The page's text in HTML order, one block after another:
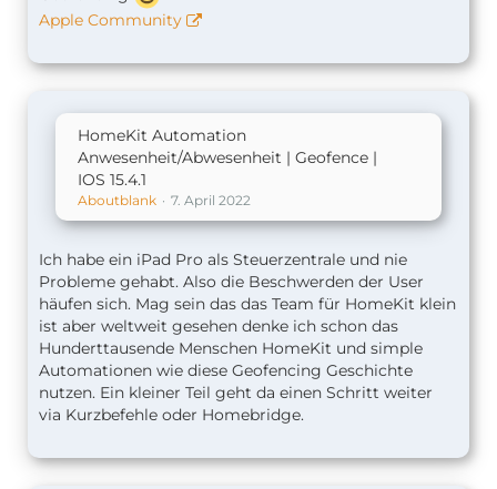
Apple Community
HomeKit Automation
Anwesenheit/Abwesenheit | Geofence |
IOS 15.4.1
Aboutblank 7. April 2022
Ich habe ein iPad Pro als Steuerzentrale und nie
Probleme gehabt. Also die Beschwerden der User
häufen sich. Mag sein das das Team für HomeKit klein
ist aber weltweit gesehen denke ich schon das
Hunderttausende Menschen HomeKit und simple
Automationen wie diese Geofencing Geschichte
nutzen. Ein kleiner Teil geht da einen Schritt weiter
via Kurzbefehle oder Homebridge.